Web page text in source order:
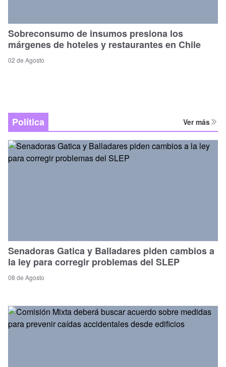
Sobreconsumo de insumos presiona los
márgenes de hoteles y restaurantes en Chile
02 de Agosto
Política Ver más
Senadoras Gatica y Balladares piden cambios a
la ley para corregir problemas del SLEP
08 de Agosto